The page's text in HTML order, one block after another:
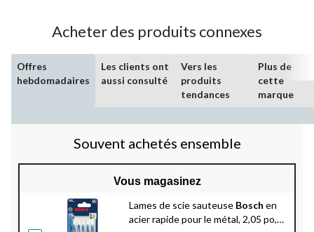
Acheter des produits connexes
Offres
hebdomadaires
Les clients ont
aussi consulté
Vers les
produits
tendances
Plus de
cette
marque
Souvent achetés ensemble
Vous magasinez
Lames de scie sauteuse Bosch en
acier rapide pour le métal, 2,05 po,